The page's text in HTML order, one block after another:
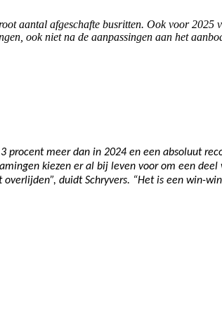
aantal afgeschafte busritten. Ook voor
ook niet na de aanpassingen aan het
meer dan in 2024 en een absoluut
kiezen er al bij leven voor om een
duidt Schryvers. “Het is een win-